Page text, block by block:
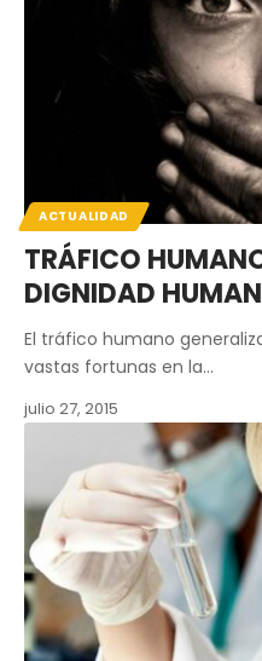
ACTUALIDAD
TRÁFICO
DIGNIDAD
El tráfico humano
vastas fortunas en la…
julio 27, 2015